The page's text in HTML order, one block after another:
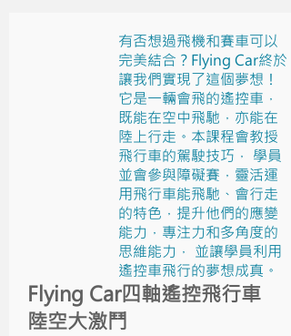
有否想過飛機和賽車可以
完美結合？Flying Car終於
讓我們實現了這個夢想！
它是一輛會飛的遙控車，
既能在空中飛馳，亦能在
陸上行走。本課程會教授
飛行車的駕駛技巧， 學員
並會參與障礙賽，靈活運
用飛行車能飛馳、會行走
的特色，提升他們的應變
能力，專注力和多角度的
思維能力， 並讓學員利用
遙控車飛行的夢想成真。
Flying Car四軸遙控飛行車
陸空大激鬥